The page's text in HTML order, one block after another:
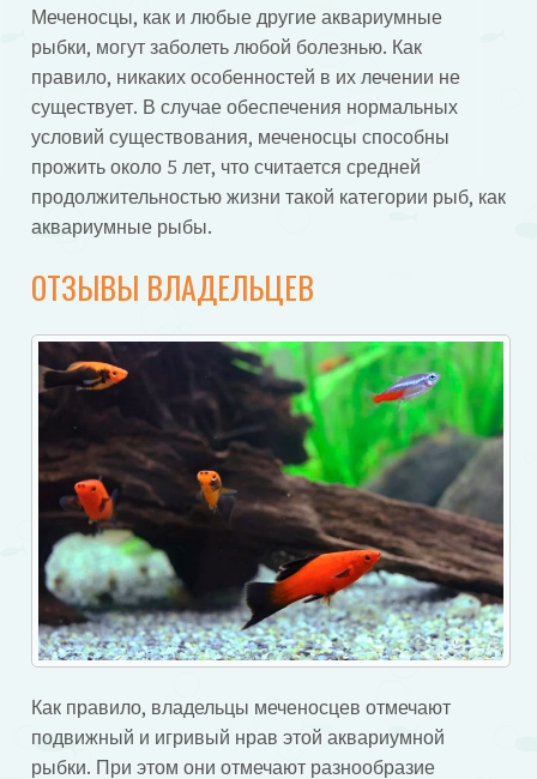
Меченосцы, как и любые другие аквариумные
рыбки, могут заболеть любой болезнью. Как
правило, никаких особенностей в их лечении не
существует. В случае обеспечения нормальных
условий существования, меченосцы способны
прожить около 5 лет, что считается средней
продолжительностью жизни такой категории рыб, как
аквариумные рыбы.
ОТЗЫВЫ ВЛАДЕЛЬЦЕВ
Как правило, владельцы меченосцев отмечают
подвижный и игривый нрав этой аквариумной
рыбки. При этом они отмечают разнообразие